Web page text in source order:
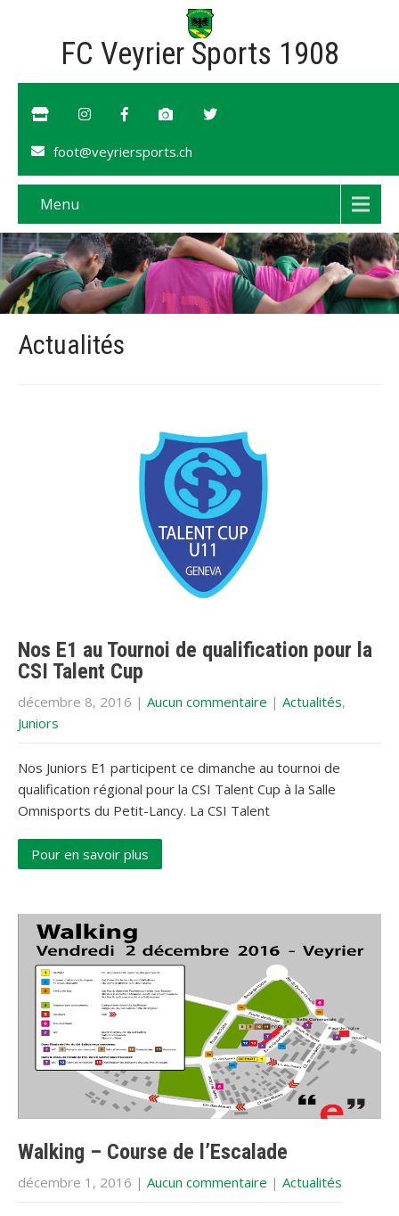
FC Veyrier Sports 1908
foot@veyriersports.ch
Menu
Actualités
Nos E1 au Tournoi de qualification pour la
CSI Talent Cup
décembre 8, 2016 | Aucun commentaire | Actualités,
Juniors
Nos Juniors E1 participent ce dimanche au tournoi de
qualification régional pour la CSI Talent Cup à la Salle
Omnisports du Petit-Lancy. La CSI Talent
Pour en savoir plus
Walking – Course de l’Escalade
décembre 1, 2016 | Aucun commentaire | Actualités